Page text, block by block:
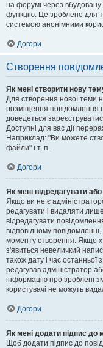
на форумі через
функцію. Це зроблено для
системою анонімними
Догори
Створення
Як мені створити нову
Для створення нової теми
розміщення повідомлення
доведеться
Доступні для вас дії
Наприклад: "Ви можете
файли" і т. п.
Догори
Як мені відредагувати
Якщо ви не є
редагувати і видаляти
відредагувати
відповідному
моменту створення. Якщо
з'явиться невеличкий
також дату і час
редагував адміністратор
інформацію про зроблені
користувачі не можуть
Догори
Як мені додати підпис до
Щоб додати підпис до